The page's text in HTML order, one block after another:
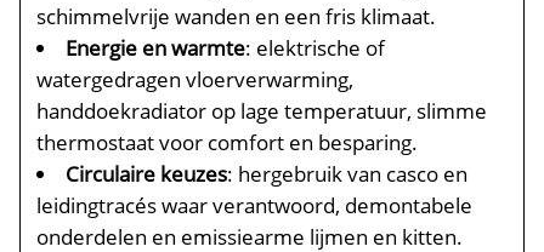
schimmelvrije wanden en een fris klimaat.
Energie en warmte: elektrische of
watergedragen vloerverwarming,
handdoekradiator op lage temperatuur, slimme
thermostaat voor comfort en besparing.
Circulaire keuzes: hergebruik van casco en
leidingtracés waar verantwoord, demontabele
onderdelen en emissiearme lijmen en kitten.